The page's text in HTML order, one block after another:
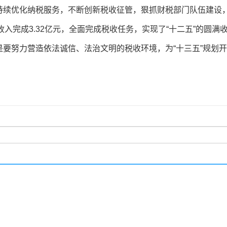
化纳税服务，不断创新税收征管，狠抓财税部门队伍建设
成3.32亿元，全面完成税收任务，实现了“十二五”的圆满
力营造依法诚信、法治文明的税收环境，为“十三五”规划